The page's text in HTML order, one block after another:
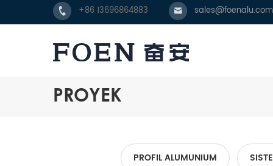
+86 13696864883 sales@foenalu.com
PROYEK
PROFIL ALUMUNIUM